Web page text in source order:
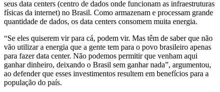
seus data centers (centro de dados onde funcionam as infraestruturas
físicas da internet) no Brasil. Como armazenam e processam grande
quantidade de dados, os data centers consomem muita energia.
“Se eles quiserem vir para cá, podem vir. Mas têm de saber que não
vão utilizar a energia que a gente tem para o povo brasileiro apenas
para fazer data center. Não podemos permitir que venham aqui
ganhar dinheiro, deixando o Brasil sem ganhar nada”, argumentou,
ao defender que esses investimentos resultem em benefícios para a
população do país.